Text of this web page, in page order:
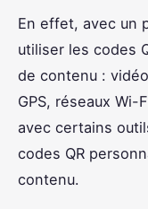
En effet, avec un
utiliser les codes
de contenu :
GPS, réseaux
avec certains
codes QR
contenu.